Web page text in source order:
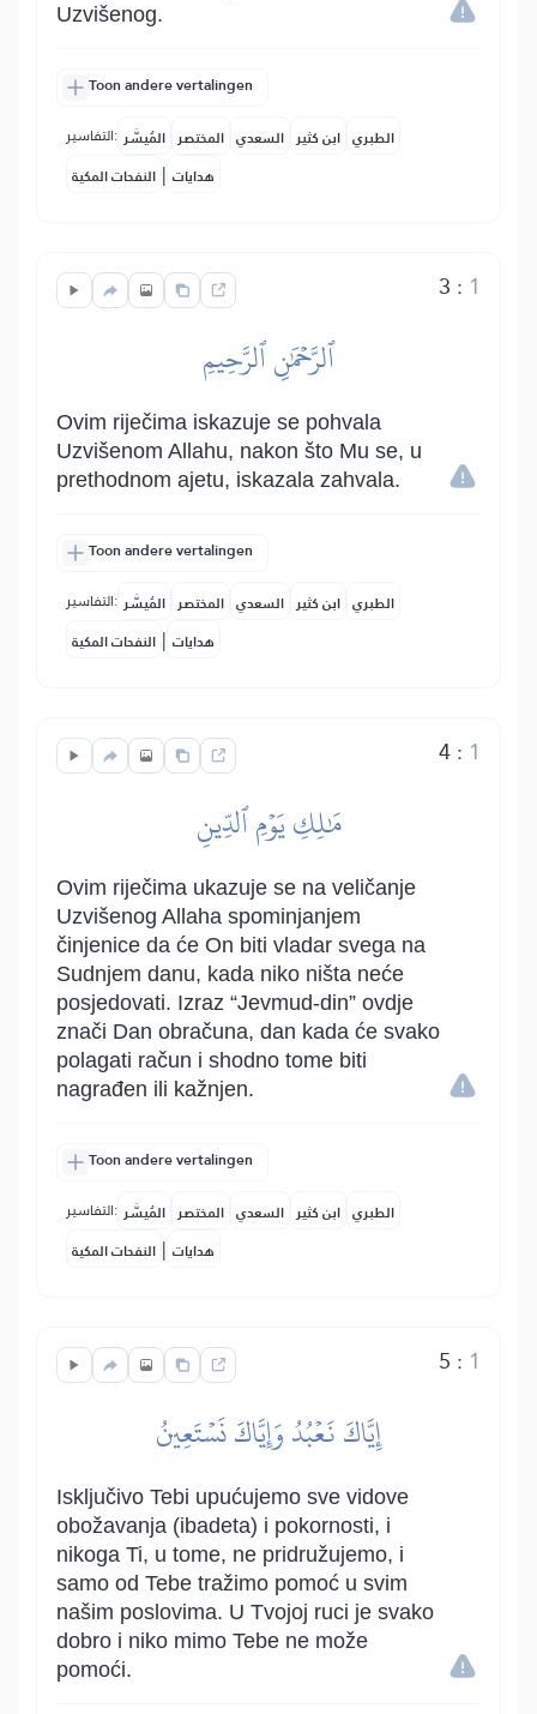
Uzvišenog.
Toon andere vertalingen
التفاسير: المُيسَّر المختصر السعدي ابن كثير الطبري
النفحات المكية | هدايات
3 : 1
ٱلرَّحۡمَٰنِ ٱلرَّحِيمِ
Ovim riječima iskazuje se pohvala
Uzvišenom Allahu, nakon što Mu se, u
prethodnom ajetu, iskazala zahvala.
Toon andere vertalingen
التفاسير: المُيسَّر المختصر السعدي ابن كثير الطبري
النفحات المكية | هدايات
4: 1
مَٰلِكِ يَوۡمِ ٱلدِّينِ
Ovim riječima ukazuje se na veličanje
Uzvišenog Allaha spominjanjem
činjenice da će On biti vladar svega na
Sudnjem danu, kada niko ništa neće
posjedovati. Izraz “Jevmud-din” ovdje
znači Dan obračuna, dan kada će svako
polagati račun i shodno tome biti
nagrađen ili kažnjen.
Toon andere vertalingen
التفاسير: المُيسَّر المختصر السعدي ابن كثير الطبري
النفحات المكية | هدايات
5 : 1
إِيَّاكَ نَعۡبُدُ وَإِيَّاكَ نَسۡتَعِينُ
Isključivo Tebi upućujemo sve vidove
obožavanja (ibadeta) i pokornosti, i
nikoga Ti, u tome, ne pridružujemo, i
samo od Tebe tražimo pomoć u svim
našim poslovima. U Tvojoj ruci je svako
dobro i niko mimo Tebe ne može
pomoći.